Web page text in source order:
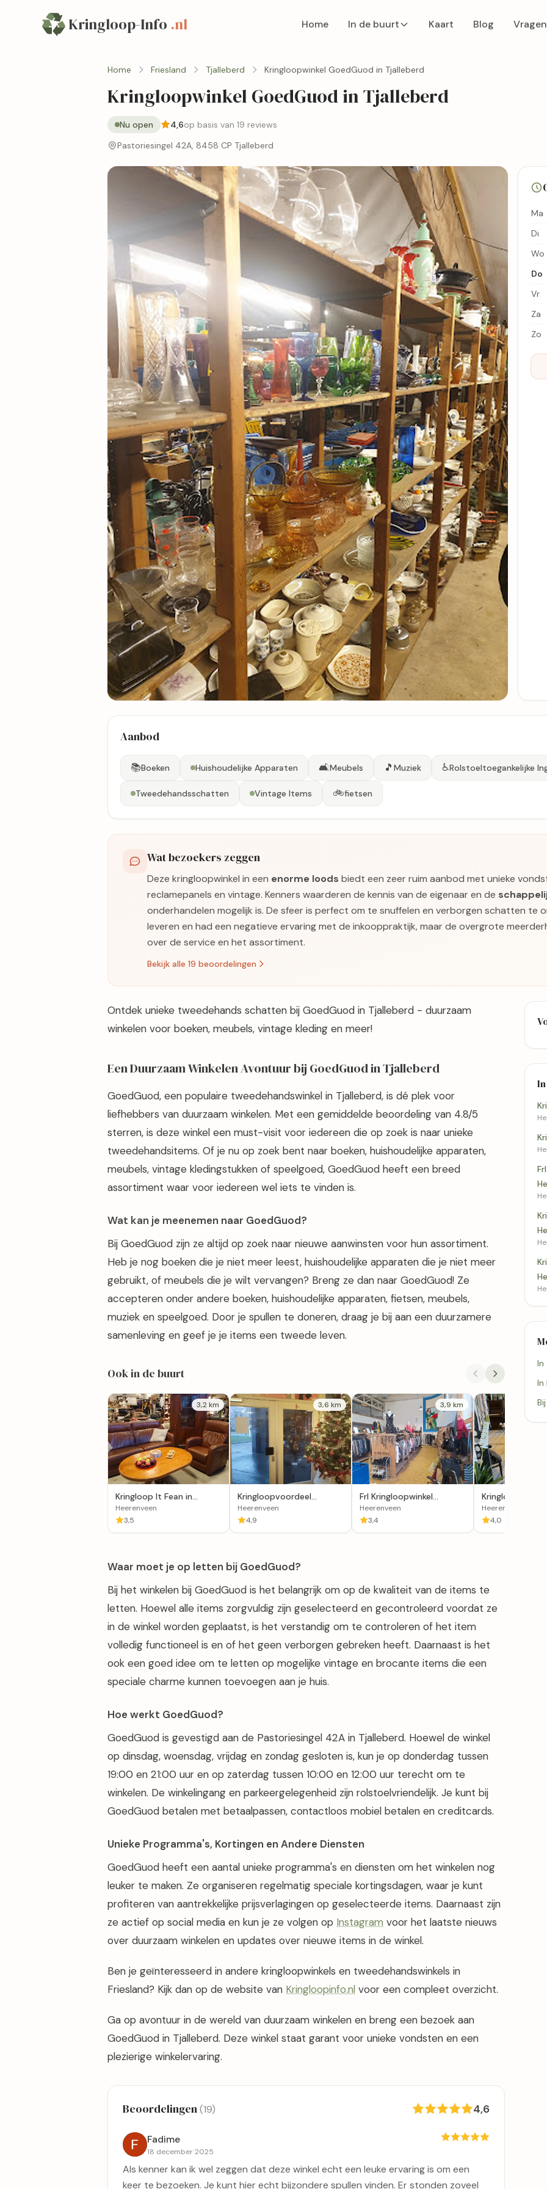
Kringloop-Info .nl Home In de buurt Kaart Blog
Home Friesland Tjalleberd Kringloopwinkel GoedGuod in Tjalleberd
Kringloopwinkel GoedGuod in Tjalleberd
Nu open 4,6op basis van 19 reviews
Pastoriesingel 42A, 8458 CP Tjalleberd
Bekijk kaart
Ma
Di
Wo
Do
Vr
Za
Zo
Aanbod
📚Boeken Huishoudelijke Apparaten 🛋️Meubels 🎵 Muziek ♿Rolstoeltoegankelijke
Tweedehandsschatten Vintage Items 🚲fietsen
Wat bezoekers zeggen
Deze kringloopwinkel in een enorme loods biedt een zeer ruim aanbod met unieke
reclamepanels en vintage. Kenners waarderen de kennis van de eigenaar en de
onderhandelen mogelijk is. De sfeer is perfect om te snuffelen en verborgen schatten te
leveren en had een negatieve ervaring met de inkooppraktijk, maar de overgrote
over de service en het assortiment.
Bekijk alle 19 beoordelingen
Ontdek unieke tweedehands schatten bij GoedGuod in Tjalleberd - duurzaam
winkelen voor boeken, meubels, vintage kleding en meer!
Een Duurzaam Winkelen Avontuur bij GoedGuod in Tjalleberd
GoedGuod, een populaire tweedehandswinkel in Tjalleberd, is dé plek voor
liefhebbers van duurzaam winkelen. Met een gemiddelde beoordeling van 4.8/5
sterren, is deze winkel een must-visit voor iedereen die op zoek is naar unieke
tweedehandsitems. Of je nu op zoek bent naar boeken, huishoudelijke apparaten,
meubels, vintage kledingstukken of speelgoed, GoedGuod heeft een breed
assortiment waar voor iedereen wel iets te vinden is.
Wat kan je meenemen naar GoedGuod?
Bij GoedGuod zijn ze altijd op zoek naar nieuwe aanwinsten voor hun assortiment.
Heb je nog boeken die je niet meer leest, huishoudelijke apparaten die je niet meer
gebruikt, of meubels die je wilt vervangen? Breng ze dan naar GoedGuod! Ze
accepteren onder andere boeken, huishoudelijke apparaten, fietsen, meubels,
muziek en speelgoed. Door je spullen te doneren, draag je bij aan een duurzamere
samenleving en geef je je items een tweede leven.
Ook in de buurt
3,2 km
Kringloop It Fean in
Heerenveen
Heerenveen
3,5
3,6 km
Kringloopvoordeel
Heerenveen
Heerenveen
4,9
3,9 km
Frl Kringloopwinkel
Dagbesteding in
Heerenveen
Heerenveen
3,4
Kringloopwinkel
Home in
Heerenveen
4,0
Waar moet je op letten bij GoedGuod?
Bij het winkelen bij GoedGuod is het belangrijk om op de kwaliteit van de items te
letten. Hoewel alle items zorgvuldig zijn geselecteerd en gecontroleerd voordat ze
in de winkel worden geplaatst, is het verstandig om te controleren of het item
volledig functioneel is en of het geen verborgen gebreken heeft. Daarnaast is het
ook een goed idee om te letten op mogelijke vintage en brocante items die een
speciale charme kunnen toevoegen aan je huis.
Hoe werkt GoedGuod?
GoedGuod is gevestigd aan de Pastoriesingel 42A in Tjalleberd. Hoewel de winkel
op dinsdag, woensdag, vrijdag en zondag gesloten is, kun je op donderdag tussen
19:00 en 21:00 uur en op zaterdag tussen 10:00 en 12:00 uur terecht om te
winkelen. De winkelingang en parkeergelegenheid zijn rolstoelvriendelijk. Je kunt bij
GoedGuod betalen met betaalpassen, contactloos mobiel betalen en creditcards.
Unieke Programma's, Kortingen en Andere Diensten
GoedGuod heeft een aantal unieke programma's en diensten om het winkelen nog
leuker te maken. Ze organiseren regelmatig speciale kortingsdagen, waar je kunt
profiteren van aantrekkelijke prijsverlagingen op geselecteerde items. Daarnaast zijn
ze actief op social media en kun je ze volgen op Instagram voor het laatste nieuws
over duurzaam winkelen en updates over nieuwe items in de winkel.
Ben je geïnteresseerd in andere kringloopwinkels en tweedehandswinkels in
Friesland? Kijk dan op de website van Kringloopinfo.nl voor een compleet overzicht.
Ga op avontuur in de wereld van duurzaam winkelen en breng een bezoek aan
GoedGuod in Tjalleberd. Deze winkel staat garant voor unieke vondsten en een
plezierige winkelervaring.
Beoordelingen(19) 4,6
Fadime
18 december 2025
Als kenner kan ik wel zeggen dat deze winkel echt een leuke ervaring is om een
keer te bezoeken. Je kunt hier echt bijzondere spullen vinden. Er stonden zoveel
In
In